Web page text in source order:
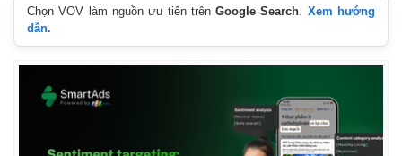
Chọn VOV làm nguồn ưu tiên trênGoogle Search. Xem hướng
dẫn.